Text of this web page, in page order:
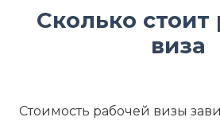
Сколько стоит
виза
Стоимость рабочей визы